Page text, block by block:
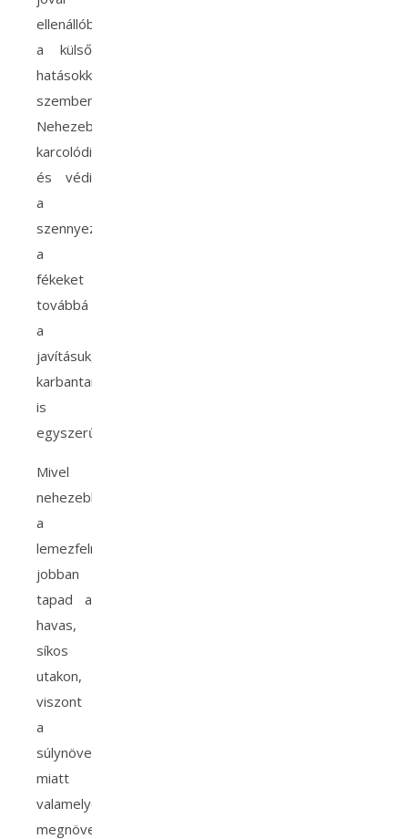
ellenállóbb
a külső
hatásokkal
szemben.
Nehezebben
karcolódik
és védi
a
szennyeződésektől
a
fékeket
továbbá
a
javításuk,
karbantartásuk
is
egyszerű.
Mivel
nehezebb,
a
lemezfelni
jobban
tapad a
havas,
síkos
utakon,
viszont
a
súlynövekedés
miatt
valamelyest
megnövelheti